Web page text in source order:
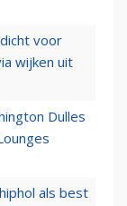
voor
wijken uit
Dulles
als best